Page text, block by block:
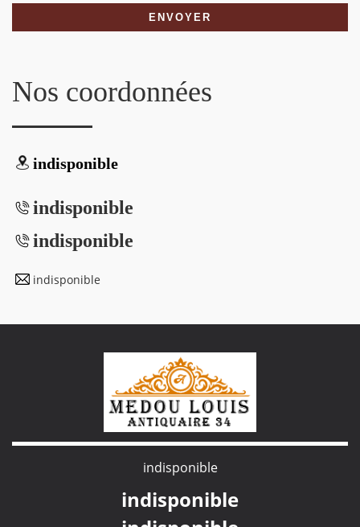
Nos coordonnées
indisponible
indisponible
indisponible
indisponible
indisponible
indisponible